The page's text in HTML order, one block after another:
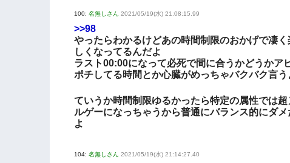
100: 名無しさん 2021/05/19(水) 21:08:15.99
>>98
やったらわかるけどあの時間制限のおかげで凄く
しくなってるんだよ
ラスト00:00になって必死で間に合うかどうかア
ポチしてる時間とか心臓がめっちゃバクバク言う
ていうか時間制限ゆるかったら特定の属性では超
ルゲーになっちゃうから普通にバランス的にダメ
よ
104: 名無しさん 2021/05/19(水) 21:14:27.40